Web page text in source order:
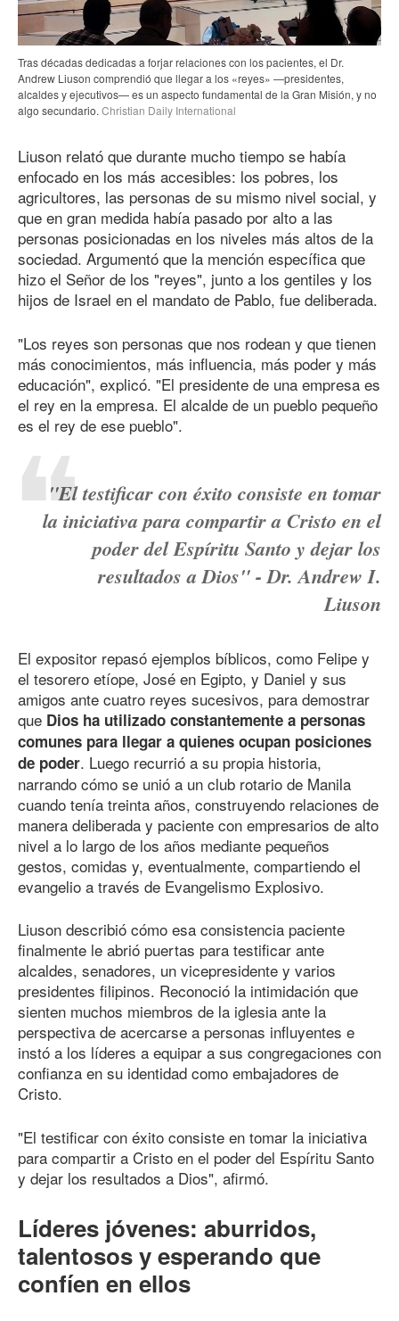
Tras décadas dedicadas a forjar relaciones con los pacientes, el Dr.
Andrew Liuson comprendió que llegar a los «reyes» —presidentes,
alcaldes y ejecutivos— es un aspecto fundamental de la Gran Misión, y no
algo secundario. Christian Daily International
Liuson relató que durante mucho tiempo se había
enfocado en los más accesibles: los pobres, los
agricultores, las personas de su mismo nivel social, y
que en gran medida había pasado por alto a las
personas posicionadas en los niveles más altos de la
sociedad. Argumentó que la mención específica que
hizo el Señor de los "reyes", junto a los gentiles y los
hijos de Israel en el mandato de Pablo, fue deliberada.
"Los reyes son personas que nos rodean y que tienen
más conocimientos, más influencia, más poder y más
educación", explicó. "El presidente de una empresa es
el rey en la empresa. El alcalde de un pueblo pequeño
es el rey de ese pueblo".
"El testificar con éxito consiste en tomar
la iniciativa para compartir a Cristo en el
poder del Espíritu Santo y dejar los
resultados a Dios" - Dr. Andrew I.
Liuson
El expositor repasó ejemplos bíblicos, como Felipe y
el tesorero etíope, José en Egipto, y Daniel y sus
amigos ante cuatro reyes sucesivos, para demostrar
que Dios ha utilizado constantemente a personas
comunes para llegar a quienes ocupan posiciones
de poder. Luego recurrió a su propia historia,
narrando cómo se unió a un club rotario de Manila
cuando tenía treinta años, construyendo relaciones de
manera deliberada y paciente con empresarios de alto
nivel a lo largo de los años mediante pequeños
gestos, comidas y, eventualmente, compartiendo el
evangelio a través de Evangelismo Explosivo.
Liuson describió cómo esa consistencia paciente
finalmente le abrió puertas para testificar ante
alcaldes, senadores, un vicepresidente y varios
presidentes filipinos. Reconoció la intimidación que
sienten muchos miembros de la iglesia ante la
perspectiva de acercarse a personas influyentes e
instó a los líderes a equipar a sus congregaciones con
confianza en su identidad como embajadores de
Cristo.
"El testificar con éxito consiste en tomar la iniciativa
para compartir a Cristo en el poder del Espíritu Santo
y dejar los resultados a Dios", afirmó.
Líderes jóvenes: aburridos,
talentosos y esperando que
confíen en ellos